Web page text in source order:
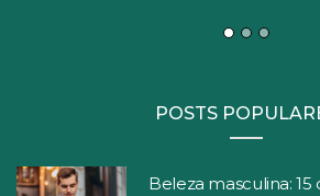
POSTS
Beleza masculina: 15